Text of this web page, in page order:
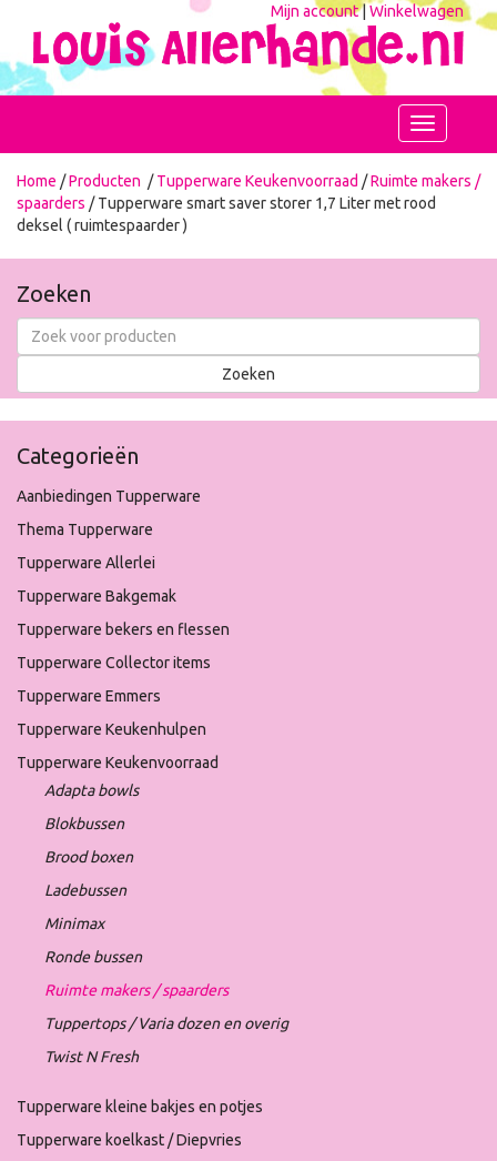
Mijn account|Winkelwagen
Toggle
navigation
Home /Producten /Tupperware Keukenvoorraad /Ruimte makers /
spaarders / Tupperware smart saver storer 1,7 Liter met rood
deksel ( ruimtespaarder )
Zoeken
Categorieën
Aanbiedingen Tupperware
Thema Tupperware
Tupperware Allerlei
Tupperware Bakgemak
Tupperware bekers en flessen
Tupperware Collector items
Tupperware Emmers
Tupperware Keukenhulpen
Tupperware Keukenvoorraad
Adapta bowls
Blokbussen
Brood boxen
Ladebussen
Minimax
Ronde bussen
Ruimte makers / spaarders
Tuppertops / Varia dozen en overig
Twist N Fresh
Tupperware kleine bakjes en potjes
Tupperware koelkast / Diepvries